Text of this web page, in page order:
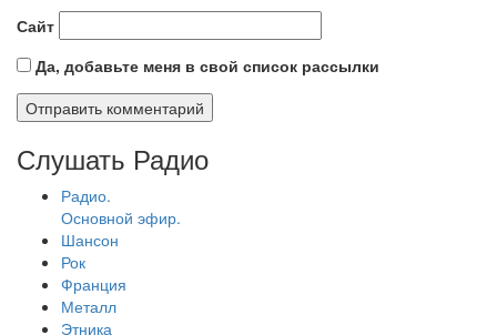
Сайт
Да, добавьте меня в свой список рассылки
Слушать Радио
Радио.
Основной эфир.
Шансон
Рок
Франция
Металл
Этника